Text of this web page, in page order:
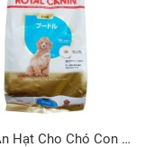
Thức Ăn Hạt Cho Chó Con Poodle Royal Canin Poodle Puppy 1.5Kg